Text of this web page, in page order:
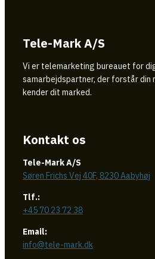
Tele-Mark A/S
Vi er telemarketing bureauet for
samarbejdspartner, der forstår din
kender dit marked.
Kontakt os
Tele-Mark A/S
Søren Frichs Vej 40F, 8230 Aabyhøj
Tlf.:
+45 70 23 72 38
Email:
info@tele-mark.dk